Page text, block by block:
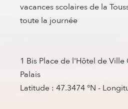
vacances scolaires de la
toute la journée
1 Bis Place de l'Hôtel de Ville
Palais
Latitude : 47.3474 °N -